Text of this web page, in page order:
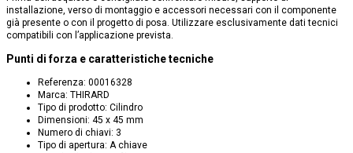
installazione, verso di montaggio e accessori necessari con il componente
già presente o con il progetto di posa. Utilizzare esclusivamente dati tecnici
compatibili con l’applicazione prevista.
Punti di forza e caratteristiche tecniche
Referenza: 00016328
Marca: THIRARD
Tipo di prodotto: Cilindro
Dimensioni: 45 x 45 mm
Numero di chiavi: 3
Tipo di apertura: A chiave